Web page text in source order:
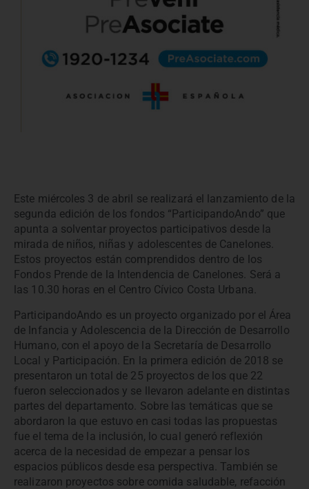
Este miércoles 3 de abril se realizará el lanzamiento de la
segunda edición de los fondos “ParticipandoAndo” que
apunta a solventar proyectos participativos desde la
mirada de niños, niñas y adolescentes de Canelones.
Estos proyectos están comprendidos dentro de los
Fondos Prende de la Intendencia de Canelones. Será a
las 10.30 horas en el Centro Cívico Costa Urbana.
ParticipandoAndo es un proyecto organizado por el Área
de Infancia y Adolescencia de la Dirección de Desarrollo
Humano, con el apoyo de la Secretaría de Desarrollo
Local y Participación. En la primera edición de 2018 se
presentaron un total de 25 proyectos de los que 22
fueron seleccionados y se llevaron adelante en distintas
partes del departamento. Sobre las temáticas que se
abordaron la que estuvo en casi todas las propuestas
fue el tema de la inclusión, lo cual generó reflexión
acerca de la necesidad de empezar a pensar los
espacios públicos desde esa perspectiva. También se
realizaron proyectos sobre comida saludable, refacción